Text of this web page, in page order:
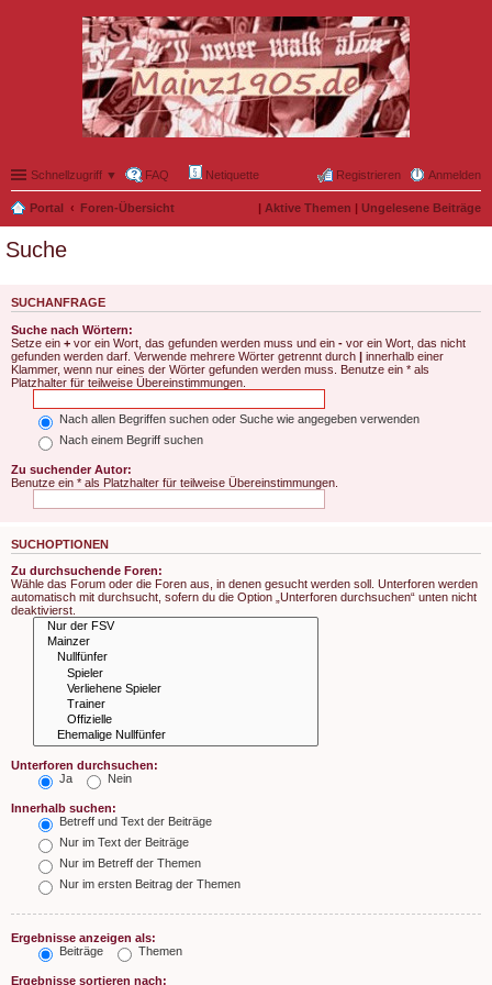
Schnellzugriff ▼ FAQ Netiquette Anmelden
Registrieren
Portal Foren-Übersicht | Aktive Themen | Ungelesene Beiträge
Suche
SUCHANFRAGE
Suche nach Wörtern:
Setze ein + vor ein Wort, das gefunden werden muss und ein - vor ein Wort, das nicht
gefunden werden darf. Verwende mehrere Wörter getrennt durch | innerhalb einer
Klammer, wenn nur eines der Wörter gefunden werden muss. Benutze ein * als
Platzhalter für teilweise Übereinstimmungen.
Nach allen Begriffen suchen oder Suche wie angegeben verwenden
Nach einem Begriff suchen
Zu suchender Autor:
Benutze ein * als Platzhalter für teilweise Übereinstimmungen.
SUCHOPTIONEN
Zu durchsuchende Foren:
Wähle das Forum oder die Foren aus, in denen gesucht werden soll. Unterforen werden
automatisch mit durchsucht, sofern du die Option „Unterforen durchsuchen“ unten nicht
deaktivierst.
Unterforen durchsuchen:
Ja
Nein
Innerhalb suchen:
Betreff und Text der Beiträge
Nur im Text der Beiträge
Nur im Betreff der Themen
Nur im ersten Beitrag der Themen
Ergebnisse anzeigen als:
Beiträge
Themen
Ergebnisse sortieren nach: